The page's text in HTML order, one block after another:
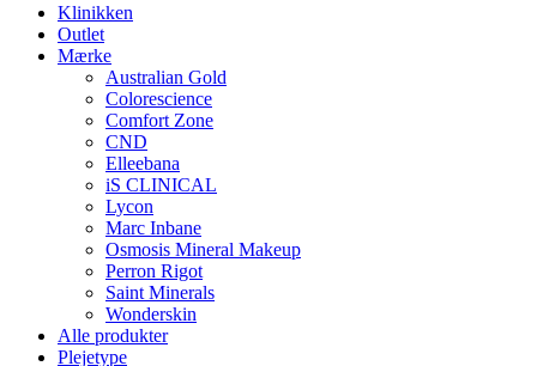
Klinikken
Outlet
Mærke
Australian Gold
Colorescience
Comfort Zone
CND
Elleebana
iS CLINICAL
Lycon
Marc Inbane
Osmosis Mineral Makeup
Perron Rigot
Saint Minerals
Wonderskin
Alle produkter
Plejetype